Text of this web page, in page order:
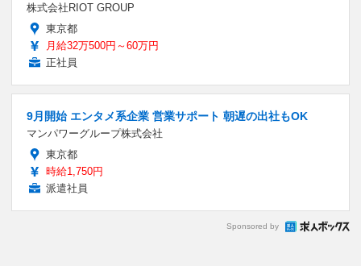
株式会社RIOT GROUP
東京都
月給32万500円～60万円
正社員
9月開始 エンタメ系企業 営業サポート 朝遅の出社もOK
マンパワーグループ株式会社
東京都
時給1,750円
派遣社員
Sponsored by